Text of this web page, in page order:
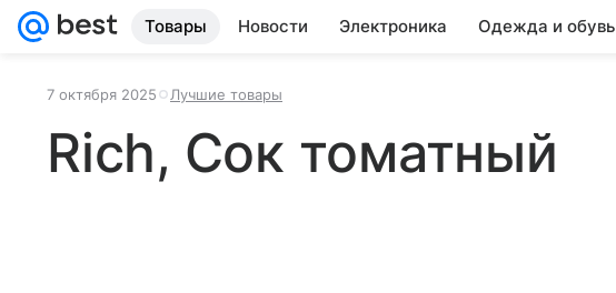
Товары Новости Электроника Одежда и обувь
7 октября 2025 Лучшие товары
Rich, Сок томатный